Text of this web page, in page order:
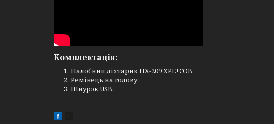
Комплектація:
Налобний ліхтарик HX-209 XPE+COB
Ремінець на голову;
Шнурок USB.